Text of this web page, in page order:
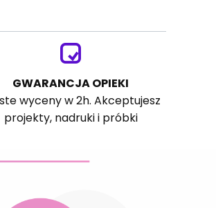
GWARANCJA OPIEKI
wyceny w 2h. Akceptujesz
projekty, nadruki i próbki